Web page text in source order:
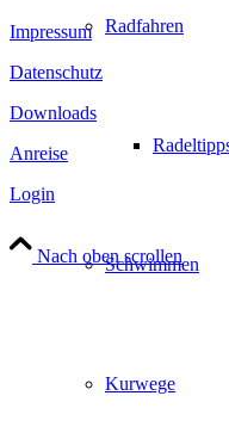
Radfahren
Schwimmen
Kurwege
Impressum
Datenschutz
Downloads
Anreise
Login
Nach oben scrollen